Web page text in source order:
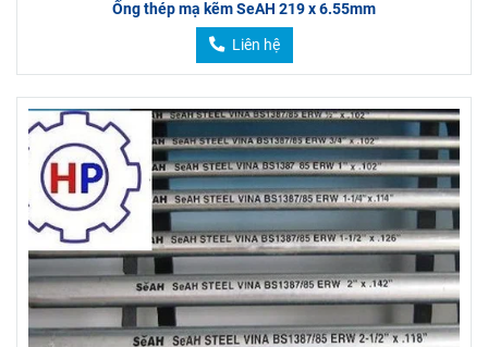
Ống thép mạ kẽm SeAH 219 x 6.55mm
Liên hệ